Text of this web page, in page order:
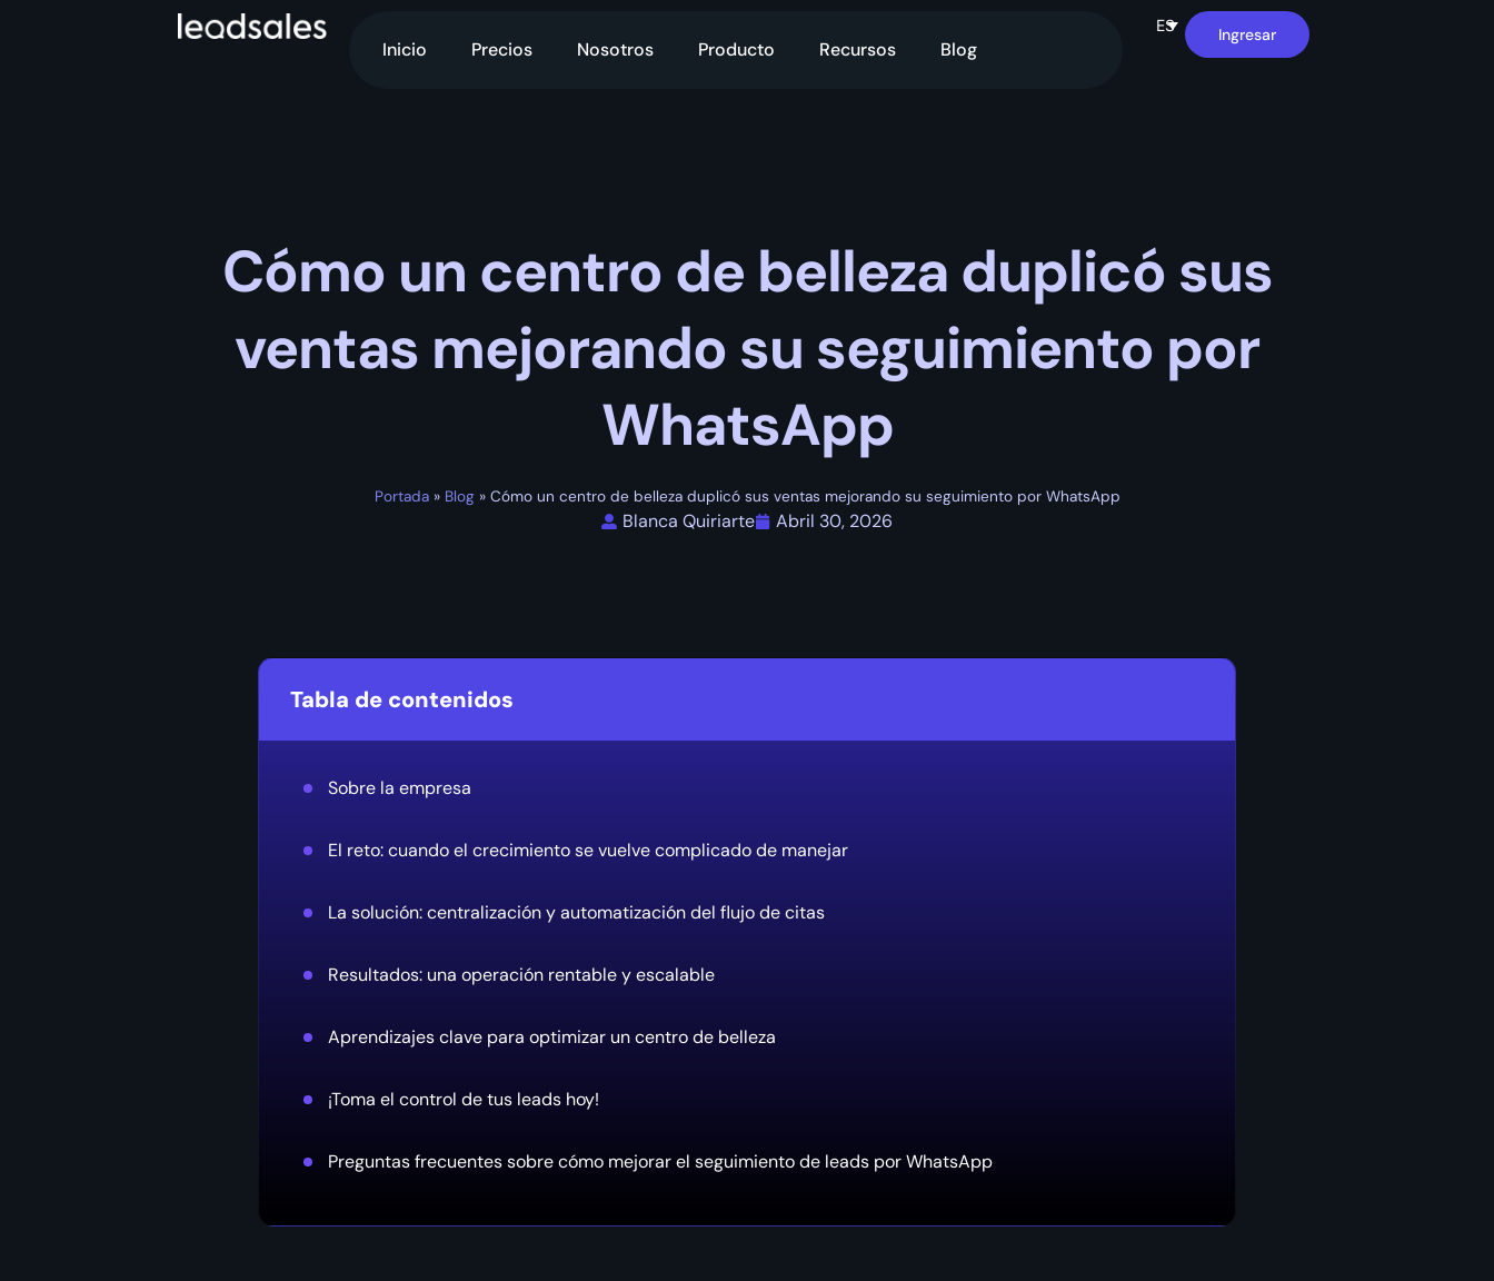
Inicio Precios Nosotros Producto Recursos Blog
ES Ingresar
Cómo un centro de belleza duplicó sus
ventas mejorando su seguimiento por
WhatsApp
Portada» Blog» Cómo un centro de belleza duplicó sus ventas mejorando su seguimiento por WhatsApp
Blanca Quiriarte Abril 30, 2026
Tabla de contenidos
Sobre la empresa
El reto: cuando el crecimiento se vuelve complicado de manejar
La solución: centralización y automatización del flujo de citas
Resultados: una operación rentable y escalable
Aprendizajes clave para optimizar un centro de belleza
¡Toma el control de tus leads hoy!
Preguntas frecuentes sobre cómo mejorar el seguimiento de leads por WhatsApp